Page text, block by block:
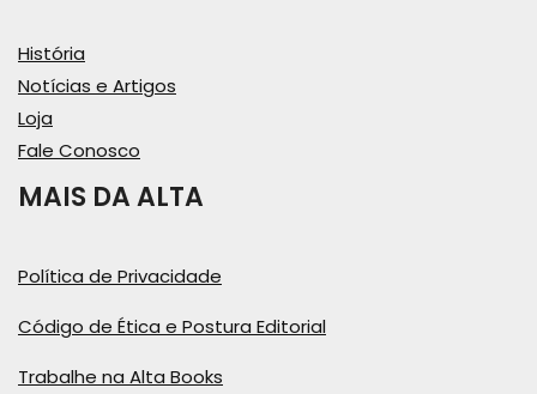
História
Notícias e Artigos
Loja
Fale Conosco
MAIS DA ALTA
Política de Privacidade
Código de Ética e Postura Editorial
Trabalhe na Alta Books